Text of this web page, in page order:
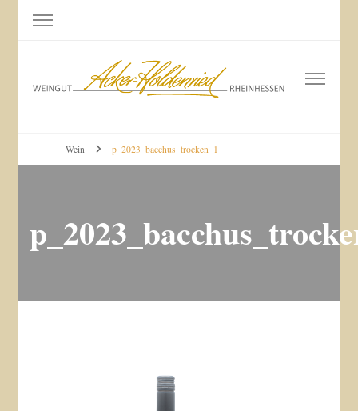
Weingut Acker-Holdenried
Bodenheim RHEINHESSEN
Wein p_2023_bacchus_trocken_1